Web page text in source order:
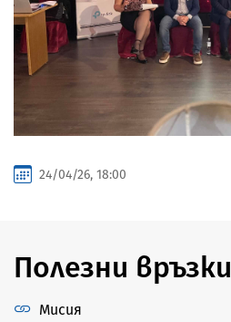
24/04/26, 18:00
Полезни връзки
Мисия